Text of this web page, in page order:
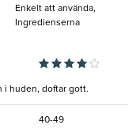
Enkelt att använda,
Ingredienserna
i huden, doftar gott.
40-49